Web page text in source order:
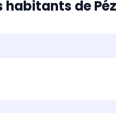
habitants de